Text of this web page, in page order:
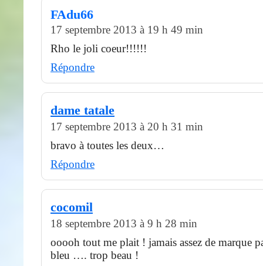
FAdu66
17 septembre 2013 à 19 h 49 min
Rho le joli coeur!!!!!!
Répondre
dame tatale
17 septembre 2013 à 20 h 31 min
bravo à toutes les deux…
Répondre
cocomil
18 septembre 2013 à 9 h 28 min
ooooh tout me plait ! jamais assez de marque
bleu …. trop beau !